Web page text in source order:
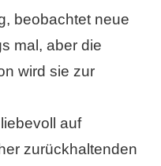
beobachtet neue
mal, aber die
wird sie zur
auf
zurückhaltenden